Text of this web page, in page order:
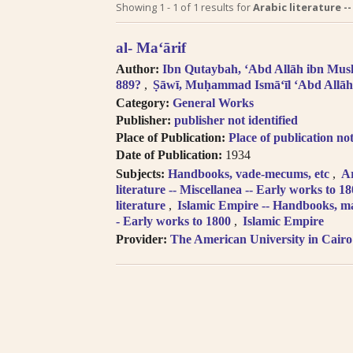
Search tips in Arabic
Searches you perform on this
descriptive information about
and Arabic, but not the full texts of
searching technologies for Arabic
to introduce full-text searching.
Books in multi-volume works
search results. In the book viewer,
titles” to read the other volumes.
Click on hyper-linked metadata
the same category.
Transliteration (for consonants)
the
LOC transliteration system.
Pronunciation follows Modern
Diacritical vowels are
Showing 1 - 1 of 1 results forArabic literature --
al- Maʻārif
Author: Ibn Qutaybah, ʻAbd Allāh ibn
889?
Ṣāwī, Muḥammad Ismāʻīl ʻAbd
Category: General Works
Publisher: publisher not identified
Place of Publication: Place of publication
Date of Publication: 1934
Subjects: Handbooks, vade-mecums, etc
literature -- Miscellanea -- Early works to
literature
Islamic Empire -- Handbooks,
- Early works to 1800
Islamic Empire
Provider: The American University in Cairo